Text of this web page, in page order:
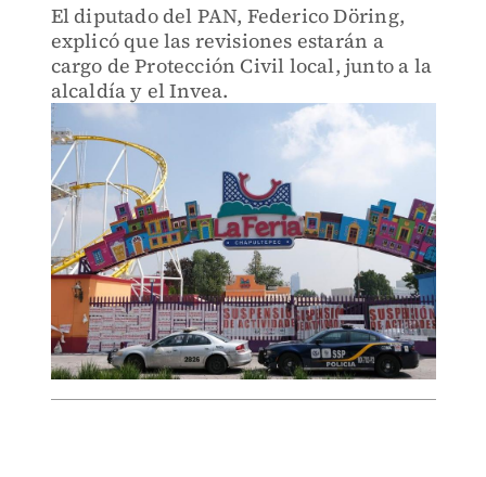
El diputado del PAN, Federico Döring,
explicó que las revisiones estarán a
cargo de Protección Civil local, junto a la
alcaldía y el Invea.